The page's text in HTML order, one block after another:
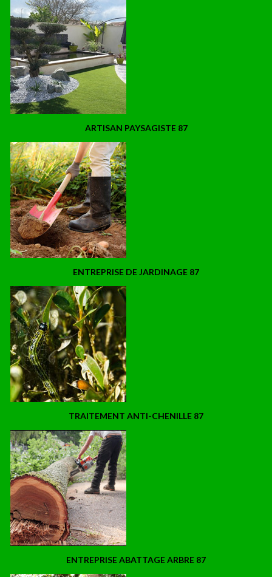
ARTISAN PAYSAGISTE 87
ENTREPRISE DE JARDINAGE 87
TRAITEMENT ANTI-CHENILLE 87
ENTREPRISE ABATTAGE ARBRE 87